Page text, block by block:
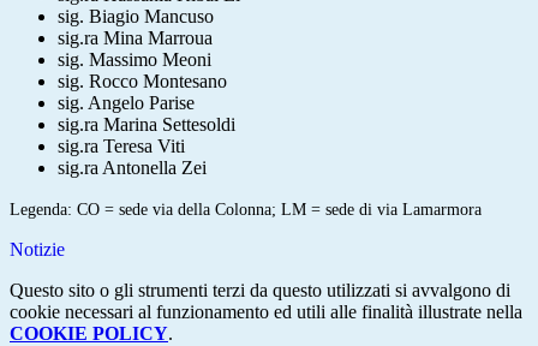
sig. Biagio Mancuso
sig.ra Mina Marroua
sig. Massimo Meoni
sig. Rocco Montesano
sig. Angelo Parise
sig.ra Marina Settesoldi
sig.ra Teresa Viti
sig.ra Antonella Zei
Legenda: CO = sede via della Colonna; LM = sede di via Lamarmora
Notizie
Questo sito o gli strumenti terzi da questo utilizzati si avvalgono di
cookie necessari al funzionamento ed utili alle finalità illustrate nella
COOKIE POLICY.